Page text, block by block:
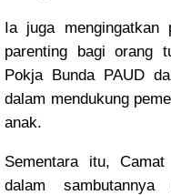
Ia juga mengingatkan
parenting bagi orang
Pokja Bunda PAUD
dalam mendukung
anak.
Sementara itu,
dalam sambutannya